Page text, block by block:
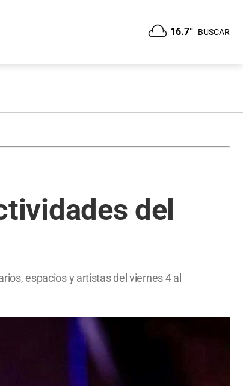
16.7° BUSCAR
del
espacios y artistas del viernes 4 al